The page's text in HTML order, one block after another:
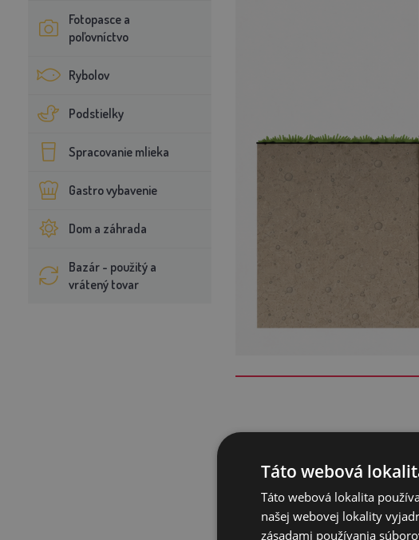
Fotopasce a
poľovníctvo
Rybolov
Podstielky
Spracovanie mlieka
Gastro vybavenie
Dom a záhrada
Bazár - použitý a
vrátený tovar
Správne uzemnenie je
vodičom odovzdať
tomu sa môže elektrický
Táto webová
Táto webová lokalita
našej webovej lokality
zásadami používania